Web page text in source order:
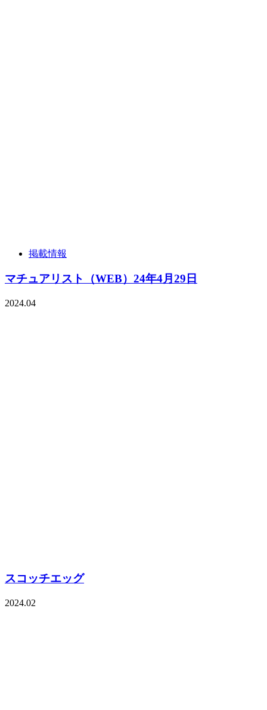
掲載情報
マチュアリスト（WEB）24年4月29日
2024.04
スコッチエッグ
2024.02